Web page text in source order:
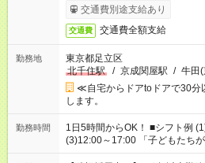
交通費別途支給あり
交通費 交通費全額支給
勤務地
東京都足立区
北千住駅
/ 京成関屋駅 / 牛田
≪自宅からドアtoドアで30
します。
勤務時間
1日5時間からOK！ ■シフト例 (1)8:00～13:00 (2)10:00～15:00
(3)12:00～17:00 「子どもたちが学校に行く間だけ働きたい」
「余裕を持って夕飯の準備がし